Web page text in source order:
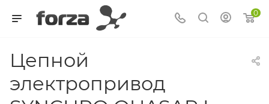
0
Цепной
электропривод